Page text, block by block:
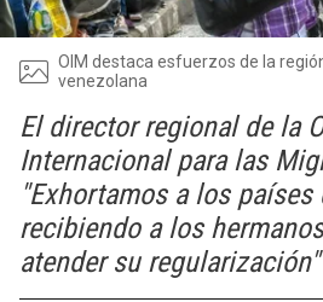
OIM destaca esfuerzos de la
venezolana
El director regional de la
Internacional para las
"Exhortamos a los países
recibiendo a los
atender su regularización"